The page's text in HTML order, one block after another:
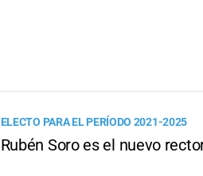
ELECTO PARA EL PERÍODO 2021-2025
Rubén Soro es el nuevo